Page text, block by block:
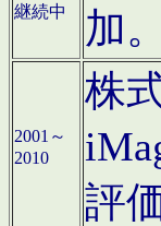
継続中
加。
2001～
2010
株
評